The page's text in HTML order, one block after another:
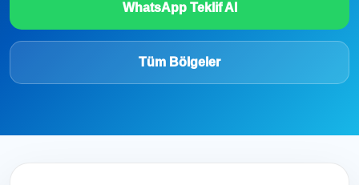
WhatsApp Teklif Al
Tüm Bölgeler